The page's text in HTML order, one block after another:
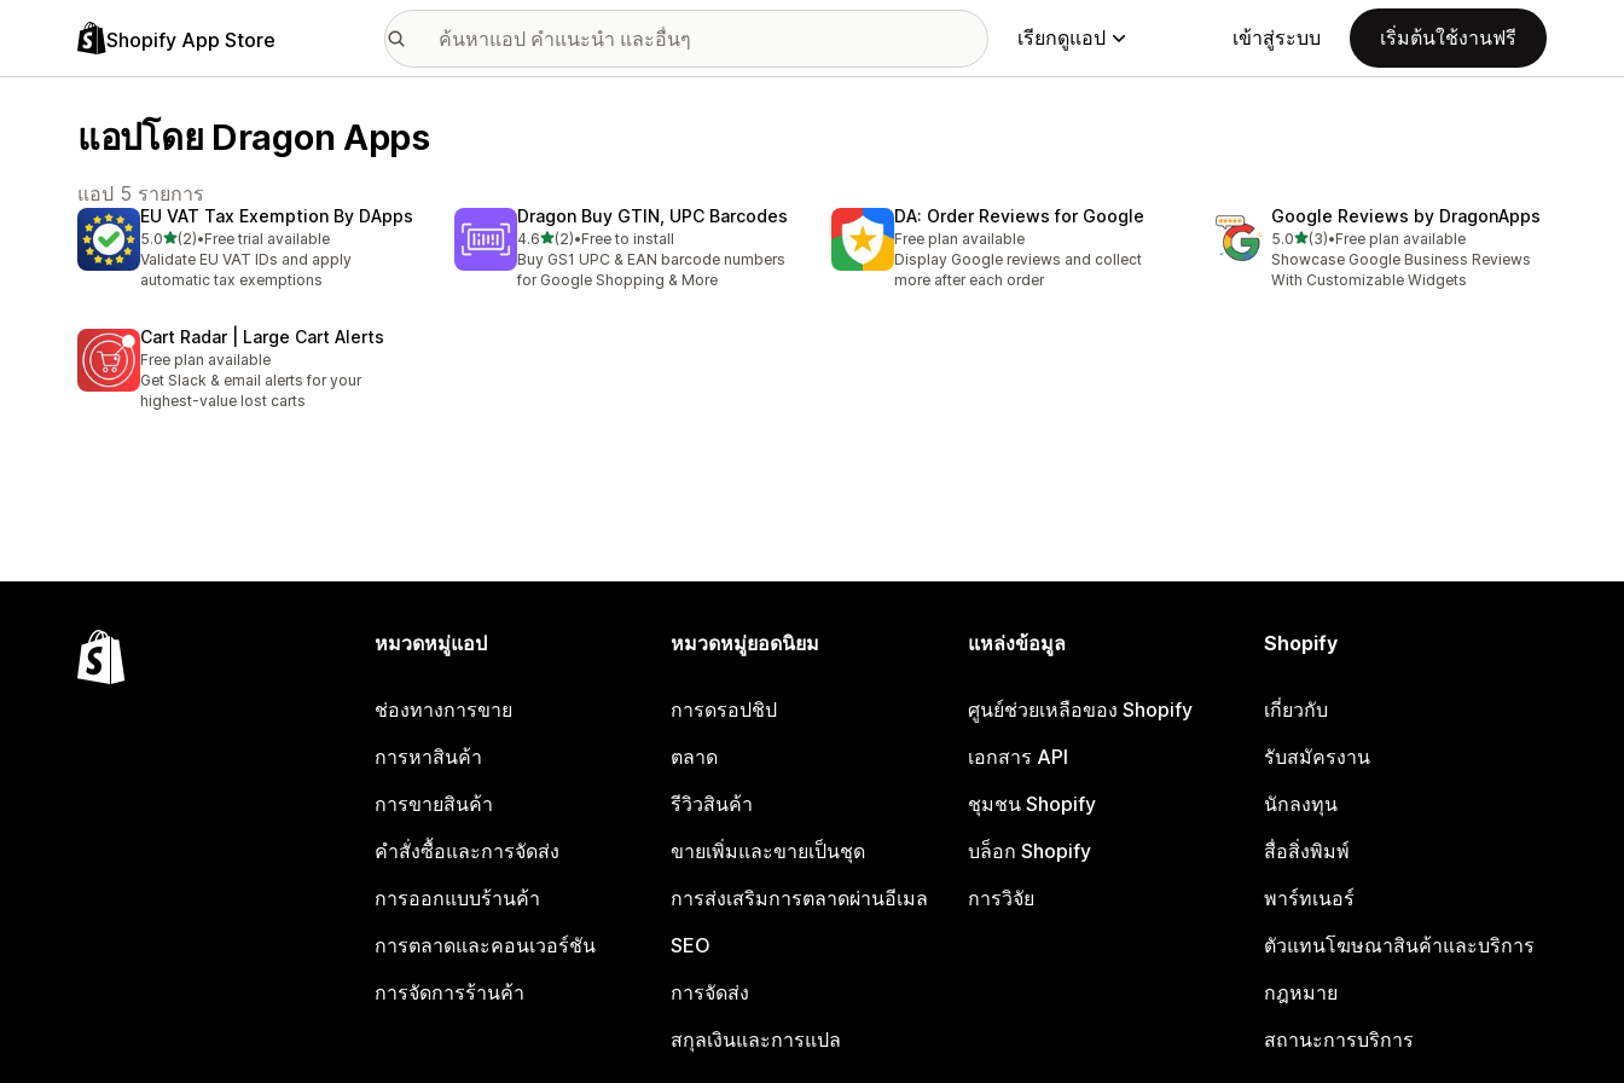
Shopify App Store เรียกดูแอป เข้าสู่ระบบ เริ่มต้นใช้งานฟรี
แอปโดย Dragon Apps
แอป 5 รายการ
EU VAT Tax Exemption By DApps
5.0เต็ม 5 ดาว
(2)
ทั้งหมด 2 รีวิว
•Free trial available
Validate EU VAT IDs and apply
automatic tax exemptions
Dragon Buy GTIN, UPC Barcodes
4.6เต็ม 5 ดาว
(2)
ทั้งหมด 2 รีวิว
•Free to install
Buy GS1 UPC & EAN barcode numbers
for Google Shopping & More
DA: Order Reviews for Google
Free plan available
Display Google reviews and collect
more after each order
Google Reviews by DragonApps
5.0เต็ม 5 ดาว
(3)
ทั้งหมด 3 รีวิว
•Free plan available
Showcase Google Business Reviews
With Customizable Widgets
Cart Radar | Large Cart Alerts
Free plan available
Get Slack & email alerts for your
highest-value lost carts
หมวดหมู่แอป
ช่องทางการขาย
การหาสินค้า
การขายสินค้า
คำสั่งซื้อและการจัดส่ง
การออกแบบร้านค้า
การตลาดและคอนเวอร์ชัน
การจัดการร้านค้า
หมวดหมู่ยอดนิยม
การดรอปชิป
ตลาด
รีวิวสินค้า
ขายเพิ่มและขายเป็นชุด
การส่งเสริมการตลาดผ่านอีเมล
SEO
การจัดส่ง
สกุลเงินและการแปล
แหล่งข้อมูล
ศูนย์ช่วยเหลือของ Shopify
เอกสาร API
ชุมชน Shopify
บล็อก Shopify
การวิจัย
Shopify
เกี่ยวกับ
รับสมัครงาน
นักลงทุน
สื่อสิ่งพิมพ์
พาร์ทเนอร์
ตัวแทนโฆษณาสินค้าและบริการ
กฎหมาย
สถานะการบริการ